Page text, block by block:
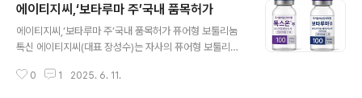
에이티지씨,‘보타루마 주’국내 품목허가
에이티지씨,‘보타루마 주’국내 품목허가 퓨어형 보툴리눔
톡신 에이티지씨(대표 장성수)는 자사의 퓨어형 보툴리눔
국내 품목허가를 획득했다고 밝혔다. ‘보타루마 주’는 독일
0 1 2025. 6. 11.